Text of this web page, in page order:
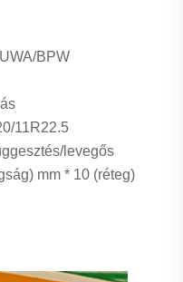
BPW
11R22.5
levegős
mm * 10 (réteg)